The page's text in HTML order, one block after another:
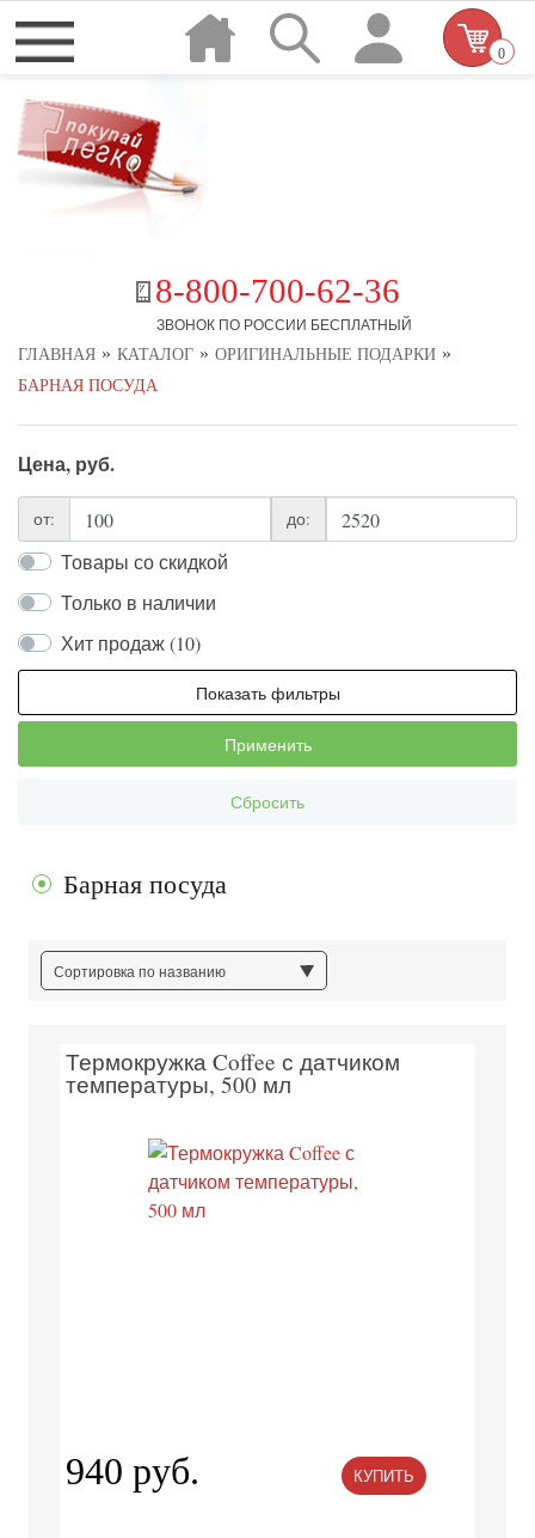
8-800-700-62-36
ЗВОНОК ПО РОССИИ БЕСПЛАТНЫЙ
0
ГЛАВНАЯ » КАТАЛОГ » ОРИГИНАЛЬНЫЕ ПОДАРКИ »
БАРНАЯ ПОСУДА
Цена, руб.
от: до:
Товары со скидкой
Только в наличии
Хит продаж (10)
Показать фильтры
Применить
Сбросить
Барная посуда
Сортировка по названию
Термокружка Coffee с датчиком
температуры, 500 мл
940 руб. КУПИТЬ